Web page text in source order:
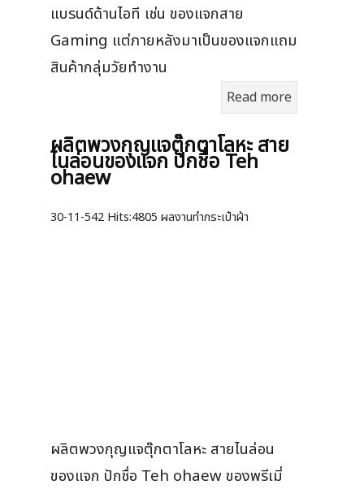
แบรนด์ด้านไอที เช่น ของแจกสาย
Gaming แต่ภายหลังมาเป็นของแจกแถม
สินค้ากลุ่มวัยทำงาน
Read more
ผลิตพวงกุญแจตุ๊กตาโลหะ สาย
ไนล่อนของแจก ปักชื่อ Teh
ohaew
30-11-542 Hits:4805 ผลงานทำกระเป๋าผ้า
ผลิตพวงกุญแจตุ๊กตาโลหะ สายไนล่อน
ของแจก ปักชื่อ Teh ohaew ของพรีเมี่